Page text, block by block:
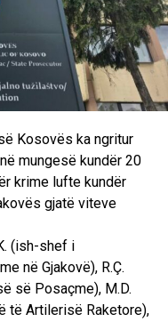
Kosovës ka ngritur
mungesë kundër 20
krime lufte kundër
gjatë viteve
(ish-shef i
në Gjakovë), R.Ç.
së Posaçme), M.D.
të Artilerisë Raketore),